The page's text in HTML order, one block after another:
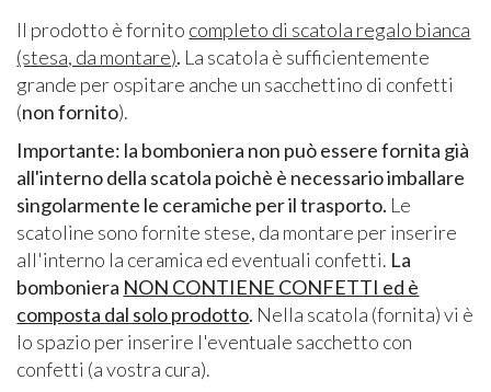
Il prodotto è fornito completo di scatola regalo bianca
(stesa, da montare). La scatola è sufficientemente
grande per ospitare anche un sacchettino di confetti
(non fornito).
Importante: la bomboniera non può essere fornita già
all'interno della scatola poichè è necessario imballare
singolarmente le ceramiche per il trasporto. Le
scatoline sono fornite stese, da montare per inserire
all'interno la ceramica ed eventuali confetti. La
bomboniera NON CONTIENE CONFETTI ed è
composta dal solo prodotto. Nella scatola (fornita) vi è
lo spazio per inserire l'eventuale sacchetto con
confetti (a vostra cura).